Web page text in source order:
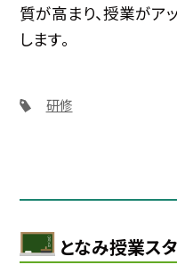
質が高まり、授業がア
します。
研修
となみ授業ス